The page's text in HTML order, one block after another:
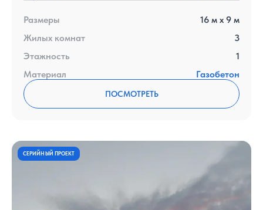
Размеры 16 м x 9 м
Жилых комнат
3
Этажность
1
Материал
Газобетон
ПОСМОТРЕТЬ
СЕРИЙНЫЙ ПРОЕКТ